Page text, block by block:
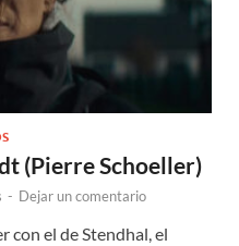
(Pierre Schoeller)
- Dejar un comentario
con el de Stendhal, el